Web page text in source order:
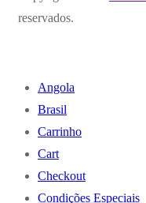
reservados.
Angola
Brasil
Carrinho
Cart
Checkout
Condições Especiais